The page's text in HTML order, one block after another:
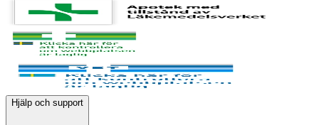
Hjälp och support